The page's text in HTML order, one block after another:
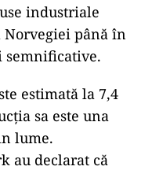
industriale
până în
semnificative.
estimată la 7,4
sa este una
lume.
au declarat că